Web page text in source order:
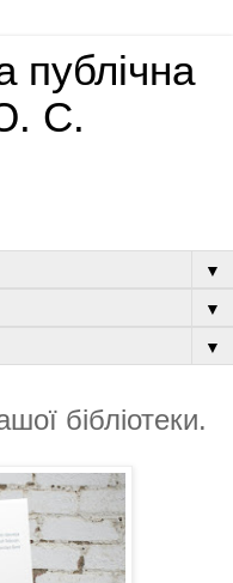
публічна
С.
▼
▼
▼
бібліотеки.